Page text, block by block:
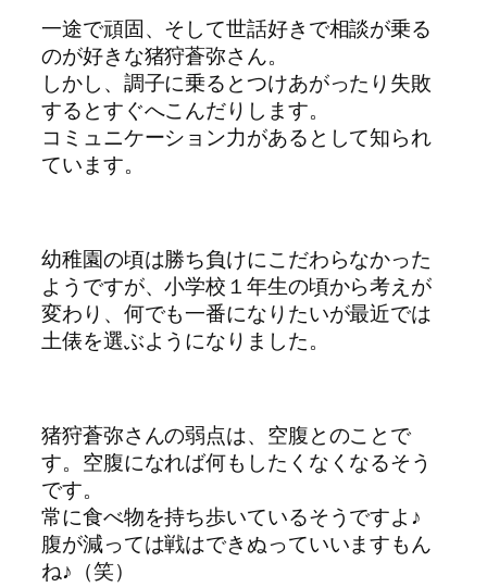
一途で頑固、そして世話好きで相談が乗る
のが好きな猪狩蒼弥さん。
しかし、調子に乗るとつけあがったり失敗
するとすぐへこんだりします。
コミュニケーション力があるとして知られ
ています。
幼稚園の頃は勝ち負けにこだわらなかった
ようですが、小学校１年生の頃から考えが
変わり、何でも一番になりたいが最近では
土俵を選ぶようになりました。
猪狩蒼弥さんの弱点は、空腹とのことで
す。空腹になれば何もしたくなくなるそう
です。
常に食べ物を持ち歩いているそうですよ♪
腹が減っては戦はできぬっていいますもん
ね♪（笑）